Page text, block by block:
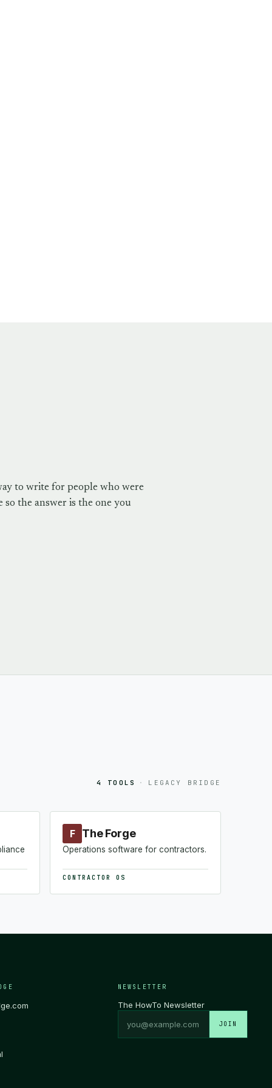
to write for people who were
the answer is the one you
4 TOOLS · LEGACY BRIDGE
F The Forge
Operations software for contractors.
CONTRACTOR OS
NEWSLETTER
The HowTo Newsletter
JOIN